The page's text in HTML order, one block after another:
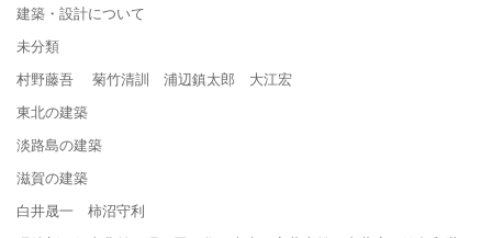
建築・設計について
未分類
村野藤吾 菊竹清訓 浦辺鎮太郎 大江宏
東北の建築
淡路島の建築
滋賀の建築
白井晟一 柿沼守利